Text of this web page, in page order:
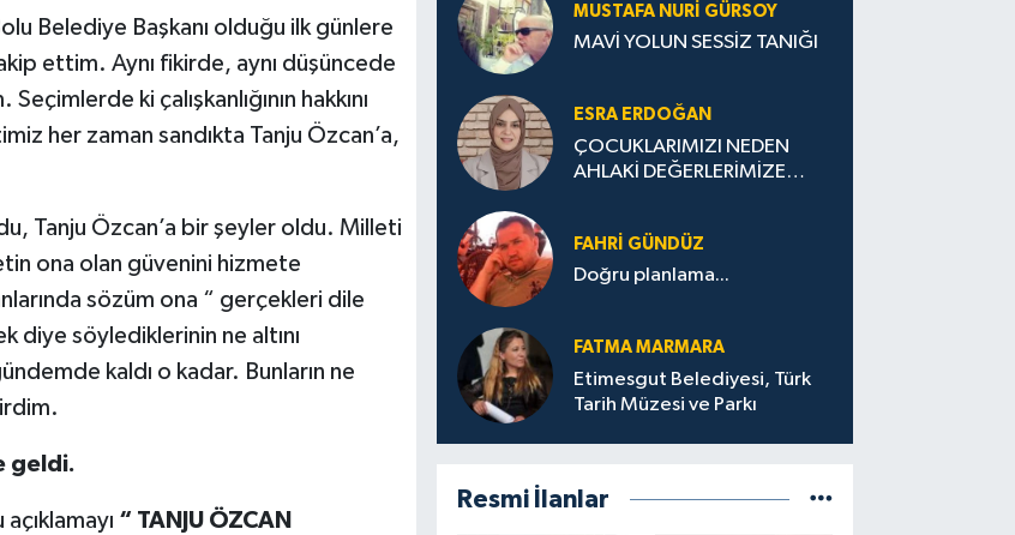
Belediye Başkanı olduğu ilk günlere
ettim. Aynı fikirde, aynı düşüncede
ki çalışkanlığının hakkını
her zaman sandıkta Tanju Özcan’a,
Tanju Özcan’a bir şeyler oldu. Milleti
ona olan güvenini hizmete
sözüm ona “ gerçekleri dile
diye söylediklerinin ne altını
kaldı o kadar. Bunların ne
geldi.
“ TANJU ÖZCAN
MUSTAFA NURI GÜRSOY
MAVİ YOLUN SESSİZ TANIĞI
ESRA ERDOĞAN
ÇOCUKLARIMIZI NEDEN
AHLAKİ DEĞERLERİMİZE
FAHRI GÜNDÜZ
Doğru planlama...
FATMA MARMARA
Etimesgut Belediyesi, Türk
Tarih Müzesi ve Parkı
Resmi İlanlar